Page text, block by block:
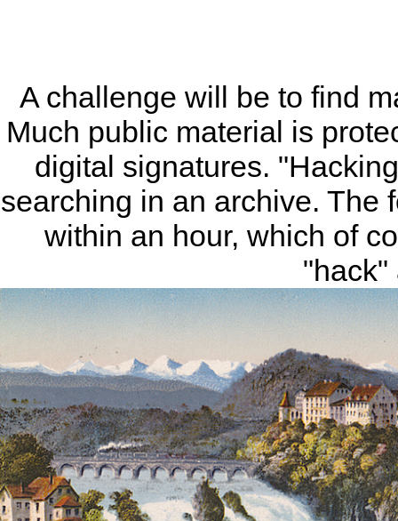
A challenge will be to find
Much public material is
digital signatures.
searching in an archive. The
within an hour, which of
"hack"